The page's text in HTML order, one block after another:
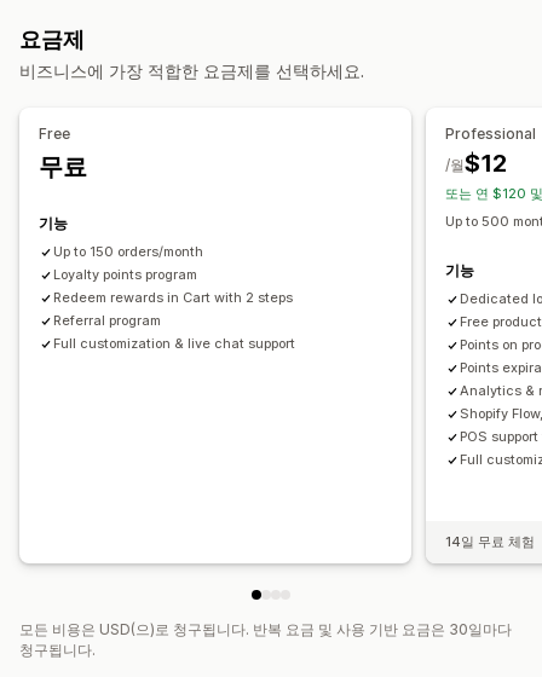
사용자 지정 프로그램
POS 리워드
독점 액세스
멤버십 특전
요금제
비즈니스에 가장 적합한 요금제를 선택하세요.
Free
무료
기능
Up to 150 orders/month
Loyalty points program
Redeem rewards in Cart with 2 steps
Referral program
Full customization & live chat support
Professional
$12
/월
또는 연 $120
Up to 500
기능
Dedicated
Free
Points on
Points
Analytics &
Shopify
POS
Full
14일 무료 체험
모든 비용은 USD(으)로 청구됩니다. 반복 요금 및 사용 기반 요금은 30일마다
청구됩니다.